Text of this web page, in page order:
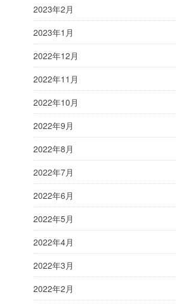
2023年2月
2023年1月
2022年12月
2022年11月
2022年10月
2022年9月
2022年8月
2022年7月
2022年6月
2022年5月
2022年4月
2022年3月
2022年2月